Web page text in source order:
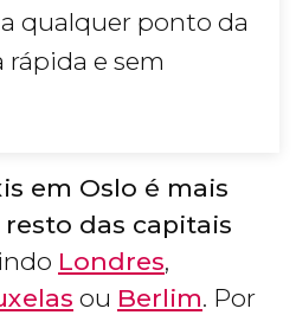
qualquer ponto da
e sem
em Oslo é mais
das capitais
Londres,
ou Berlim. Por